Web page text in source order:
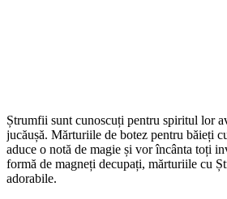
Ștrumfii sunt cunoscuți pentru spiritul lor
jucăușă. Mărturiile de botez pentru băieți
aduce o notă de magie și vor încânta toți
formă de magneți decupați, mărturiile cu
adorabile.